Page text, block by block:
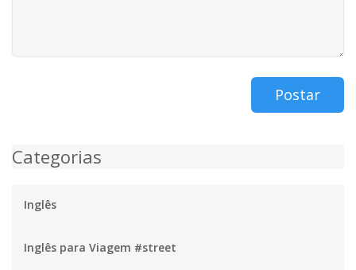
Postar
Categorias
Inglês
Inglês para Viagem #street